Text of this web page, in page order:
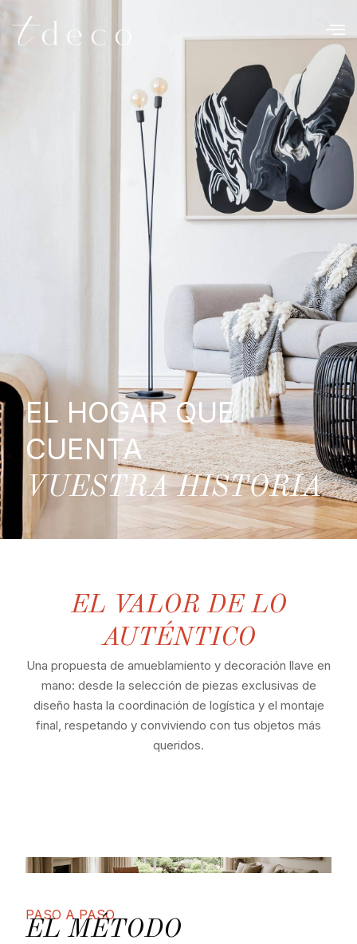
EL HOGAR QUE
CUENTA
VUESTRA HISTORIA
EL VALOR DE LO
AUTÉNTICO
Una propuesta de amueblamiento y decoración llave en
mano: desde la selección de piezas exclusivas de
diseño hasta la coordinación de logística y el montaje
final, respetando y conviviendo con tus objetos más
queridos.
PASO A PASO
EL MÉTODO